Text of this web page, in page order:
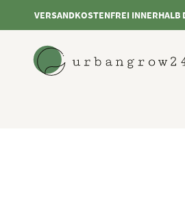
VERSANDKOSTENFREI INNERHALB